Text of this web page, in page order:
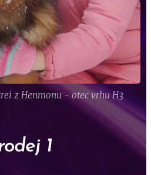
z Henmonu - otec vrhu H3
1